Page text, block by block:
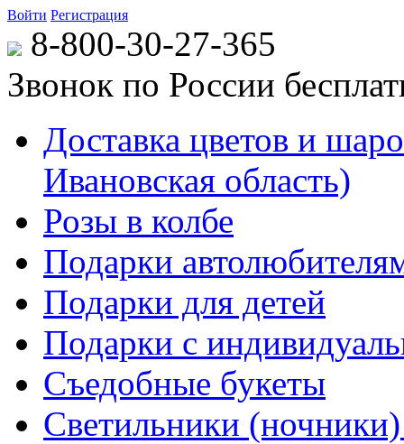
Войти Регистрация
8-800-30-27-365
Звонок по России
Доставка цветов и
Ивановская область)
Розы в колбе
Подарки
Подарки для детей
Подарки с
Съедобные букеты
Светильники